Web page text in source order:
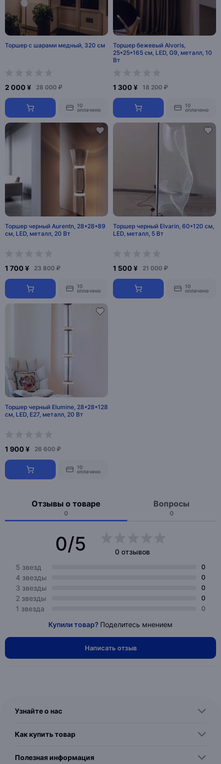
Торшер с шарами медный, 320 см
2 000 ¥ 28 000 ₽
10
оплачено
Торшер бежевый Alvoris,
25*25*165 см, LED, G9, металл, 10
Вт
1 300 ¥ 18 200 ₽
10
оплачено
Торшер черный Aurentn, 28*28*89
см, LED, металл, 20 Вт
1 700 ¥ 23 800 ₽
10
оплачено
Торшер черный Elvarin, 60*120 см,
LED, металл, 5 Вт
1 500 ¥ 21 000 ₽
10
оплачено
Торшер черный Elumine, 28*28*128
см, LED, Е27, металл, 20 Вт
1 900 ¥ 26 600 ₽
10
оплачено
Отзывы о товаре
0
Вопросы
0
0/5
0 отзывов
5 звезд
0
4 звезды 0
3 звезды 0
2 звезды 0
1 звезда 0
Купили товар? Поделитесь мнением
Написать отзыв
Узнайте о нас
Как купить товар
Полезная информация